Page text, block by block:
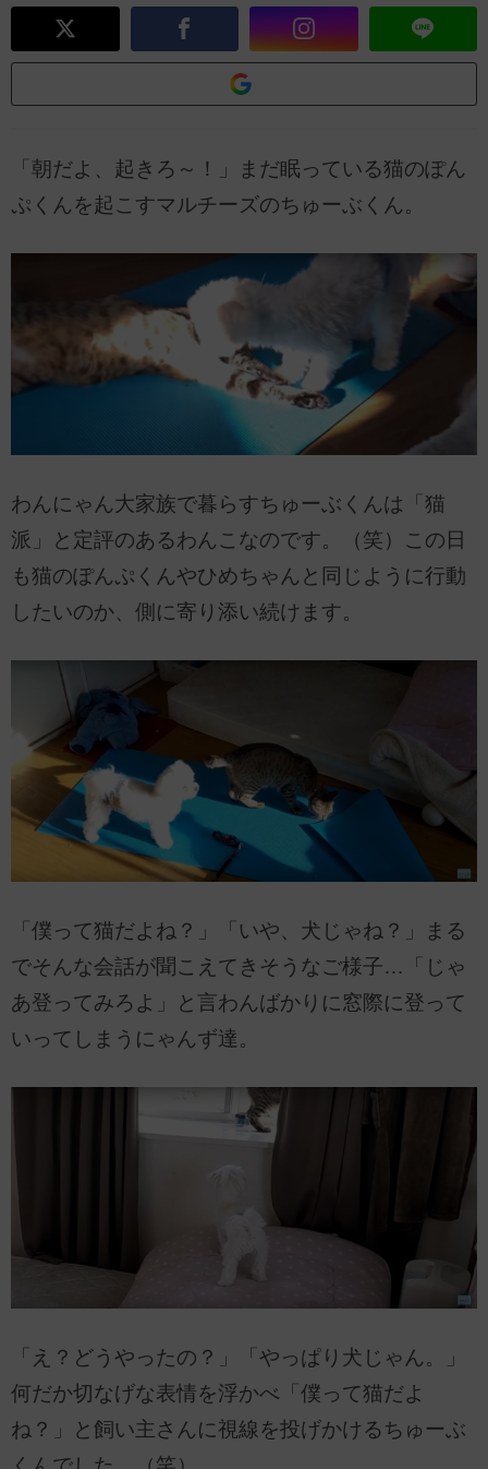
「朝だよ、起きろ～！」まだ眠っている猫のぽん
ぷくんを起こすマルチーズのちゅーぶくん。
わんにゃん大家族で暮らすちゅーぶくんは「猫
派」と定評のあるわんこなのです。（笑）この日
も猫のぽんぷくんやひめちゃんと同じように行動
したいのか、側に寄り添い続けます。
「僕って猫だよね？」「いや、犬じゃね？」まる
でそんな会話が聞こえてきそうなご様子…「じゃ
あ登ってみろよ」と言わんばかりに窓際に登って
いってしまうにゃんず達。
「え？どうやったの？」「やっぱり犬じゃん。」
何だか切なげな表情を浮かべ「僕って猫だよ
ね？」と飼い主さんに視線を投げかけるちゅーぶ